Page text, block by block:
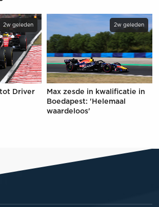
2w geleden
Driver
2w geleden
Max zesde in kwalificatie in
Boedapest: 'Helemaal
waardeloos'